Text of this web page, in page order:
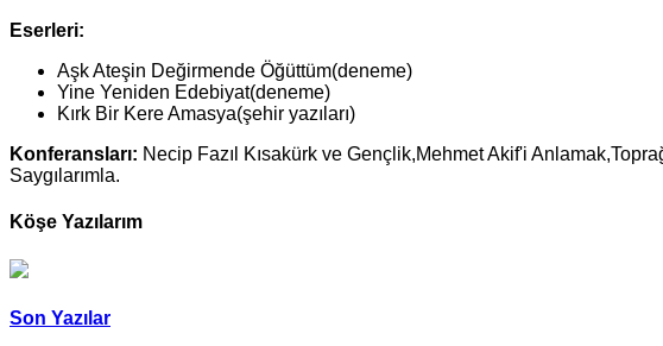
Eserleri:
Aşk Ateşin Değirmende Öğüttüm(deneme)
Yine Yeniden Edebiyat(deneme)
Kırk Bir Kere Amasya(şehir yazıları)
Konferansları: Necip Fazıl Kısakürk ve Gençlik,Mehmet Akif'i
Saygılarımla.
Köşe Yazılarım
Son Yazılar